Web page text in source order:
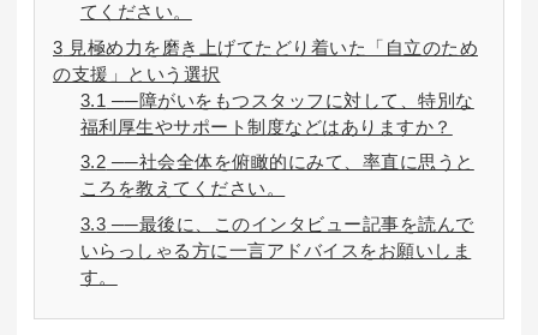
てください。
3 見極め力を磨き上げてたどり着いた「自立のため
の支援」という選択
3.1 ──障がいをもつスタッフに対して、特別な
福利厚生やサポート制度などはありますか？
3.2 ──社会全体を俯瞰的にみて、率直に思うと
ころを教えてください。
3.3 ──最後に、このインタビュー記事を読んで
いらっしゃる方に一言アドバイスをお願いしま
す。